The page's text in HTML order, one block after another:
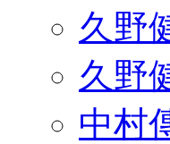
久野
久野
中村